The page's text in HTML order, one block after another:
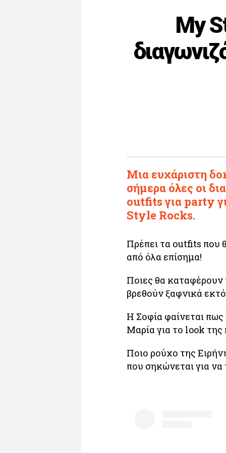
My
Μια ευχάριστη
σήμερα όλες οι
outfits για party
Style Rocks.
Πρέπει τα outfits που
από όλα επίσημα!
Ποιες θα καταφέρουν
βρεθούν ξαφνικά
Η Σοφία φαίνεται πως
Μαρία για το look της
Ποιο ρούχο της
που σηκώνεται για να